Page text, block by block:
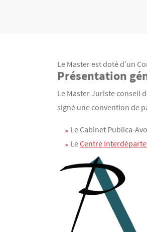
Le Master est doté d’un
Texte
Présentation
Le Master Juriste conseil
signé une convention de
Le Cabinet Publica-
LeCentre